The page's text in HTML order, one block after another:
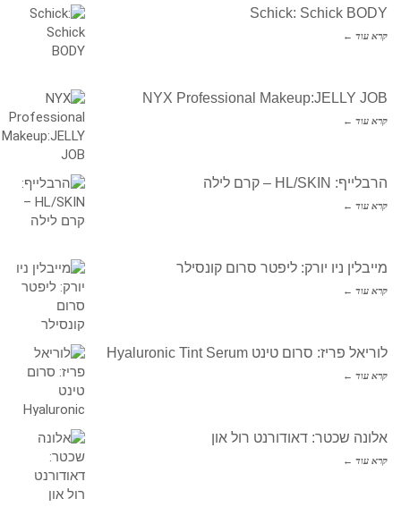
Schick: Schick BODY
קרא עוד ←
NYX Professional Makeup:JELLY JOB
קרא עוד ←
הרבלייף: HL/SKIN – קרם לילה
קרא עוד ←
מייבלין ניו יורק: ליפטר סרום קונסילר
קרא עוד ←
לוריאל פריז: סרום טינט Hyaluronic Tint Serum
קרא עוד ←
אלונה שכטר: דאודורנט רול און
קרא עוד ←